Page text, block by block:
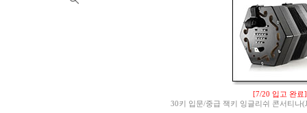
[7/20 입고 완료]
30키 입문/중급 잭키 잉글리쉬 콘서티나